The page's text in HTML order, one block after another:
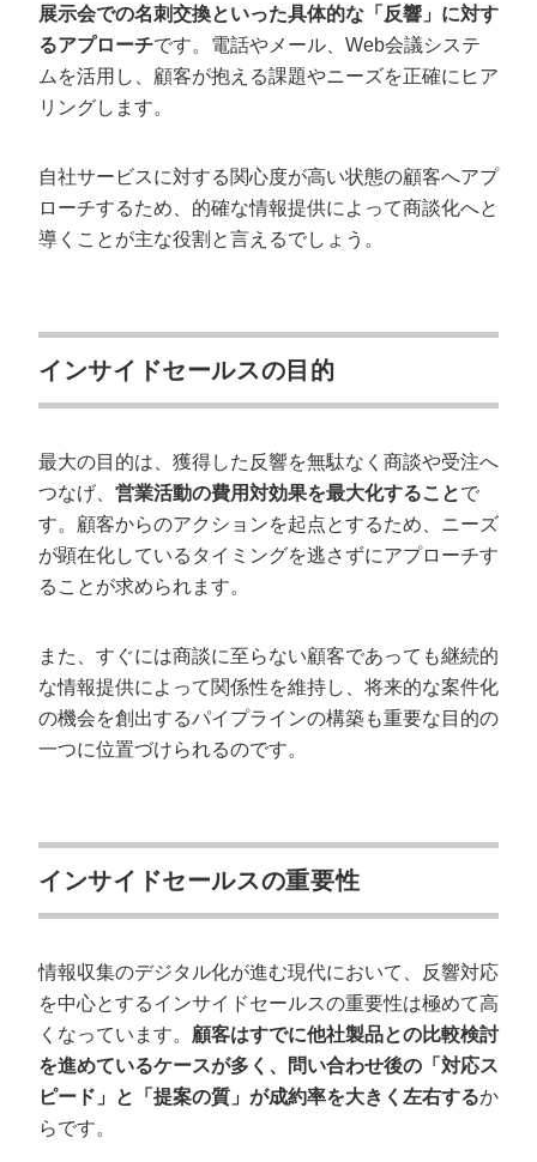
展示会での名刺交換といった具体的な「反響」に対す
るアプローチです。電話やメール、Web会議システ
ムを活用し、顧客が抱える課題やニーズを正確にヒア
リングします。
自社サービスに対する関心度が高い状態の顧客へアプ
ローチするため、的確な情報提供によって商談化へと
導くことが主な役割と言えるでしょう。
インサイドセールスの目的
最大の目的は、獲得した反響を無駄なく商談や受注へ
つなげ、 営業活動の費用対効果を最大化することで
す。顧客からのアクションを起点とするため、ニーズ
が顕在化しているタイミングを逃さずにアプローチす
ることが求められます。
また、すぐには商談に至らない顧客であっても継続的
な情報提供によって関係性を維持し、将来的な案件化
の機会を創出するパイプラインの構築も重要な目的の
一つに位置づけられるのです。
インサイドセールスの重要性
情報収集のデジタル化が進む現代において、反響対応
を中心とするインサイドセールスの重要性は極めて高
くなっています。 顧客はすでに他社製品との比較検討
を進めているケースが多く、問い合わせ後の「対応ス
ピード」と「提案の質」が成約率を大きく左右するか
らです。